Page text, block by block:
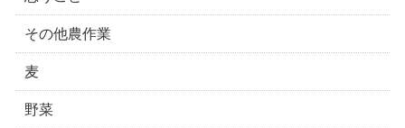
その他農作業
麦
野菜